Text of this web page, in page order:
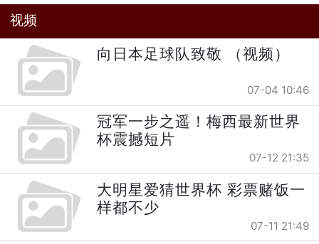
视频
向日本足球队致敬 （视频）
07-04 10:46
冠军一步之遥！梅西最新世界
杯震撼短片
07-12 21:35
大明星爱猜世界杯 彩票赌饭一
样都不少
07-11 21:49